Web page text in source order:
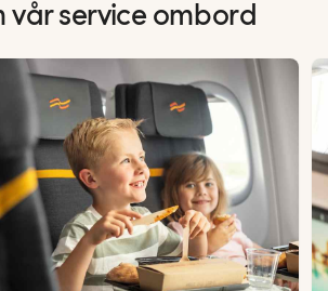
vår service ombord